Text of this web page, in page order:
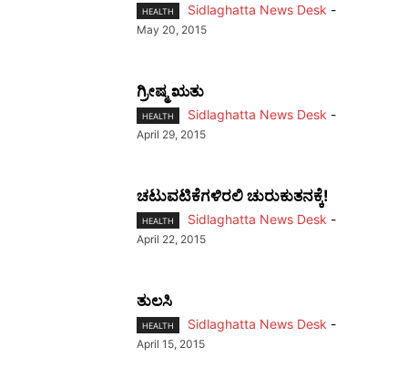
HEALTH Sidlaghatta News Desk -
May 20, 2015
ಗ್ರೀಷ್ಮ ಋತು
HEALTH Sidlaghatta News Desk -
April 29, 2015
ಚಟುವಟಿಕೆಗಳಿರಲಿ ಚುರುಕುತನಕ್ಕೆ!
HEALTH Sidlaghatta News Desk -
April 22, 2015
ತುಲಸಿ
HEALTH Sidlaghatta News Desk -
April 15, 2015